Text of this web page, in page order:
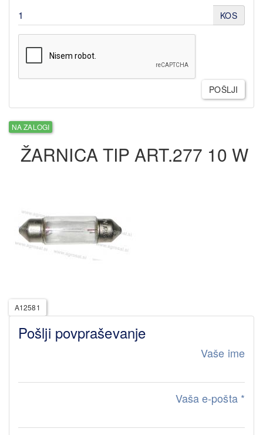
KOS
POŠLJI
NA ZALOGI
ŽARNICA TIP ART.277 10 W
A12581
Pošlji povpraševanje
Vaše ime
Vaša e-pošta *